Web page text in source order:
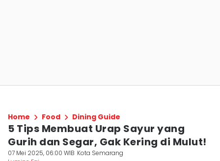
Home Food Dining Guide
5 Tips Membuat Urap Sayur yang
Gurih dan Segar, Gak Kering di Mulut!
07 Mei 2025, 06:00 WIB Kota Semarang